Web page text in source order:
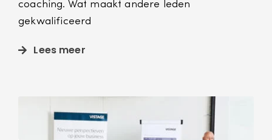
coaching. Wat maakt andere leden
gekwalificeerd
Lees meer